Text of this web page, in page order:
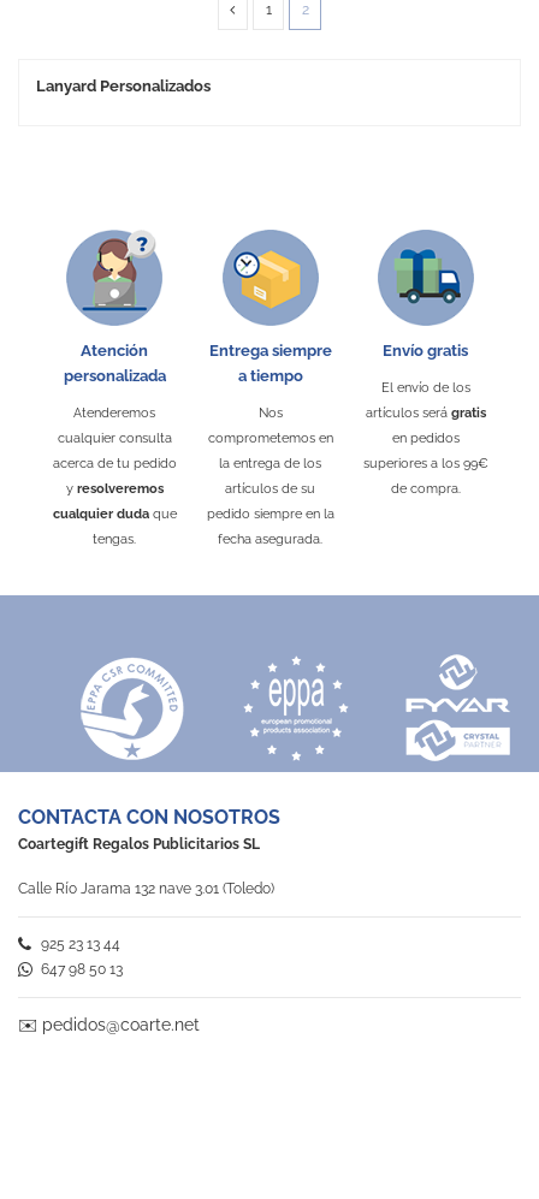
1 2
Lanyard Personalizados
Atención
personalizada
Atenderemos
cualquier consulta
acerca de tu pedido
y resolveremos
cualquier dudaque
tengas.
Entrega siempre
a tiempo
Nos
comprometemos en
la entrega de los
artículos de su
pedido siempre en la
fecha asegurada.
Envío gratis
El envío de los
artículos será gratis
en pedidos
superiores a los 99€
de compra.
CONTACTA CON NOSOTROS
Coartegift Regalos Publicitarios SL
Calle Río Jarama 132 nave 3.01 (Toledo)
925 23 13 44
647 98 50 13
✉️ pedidos@coarte.net